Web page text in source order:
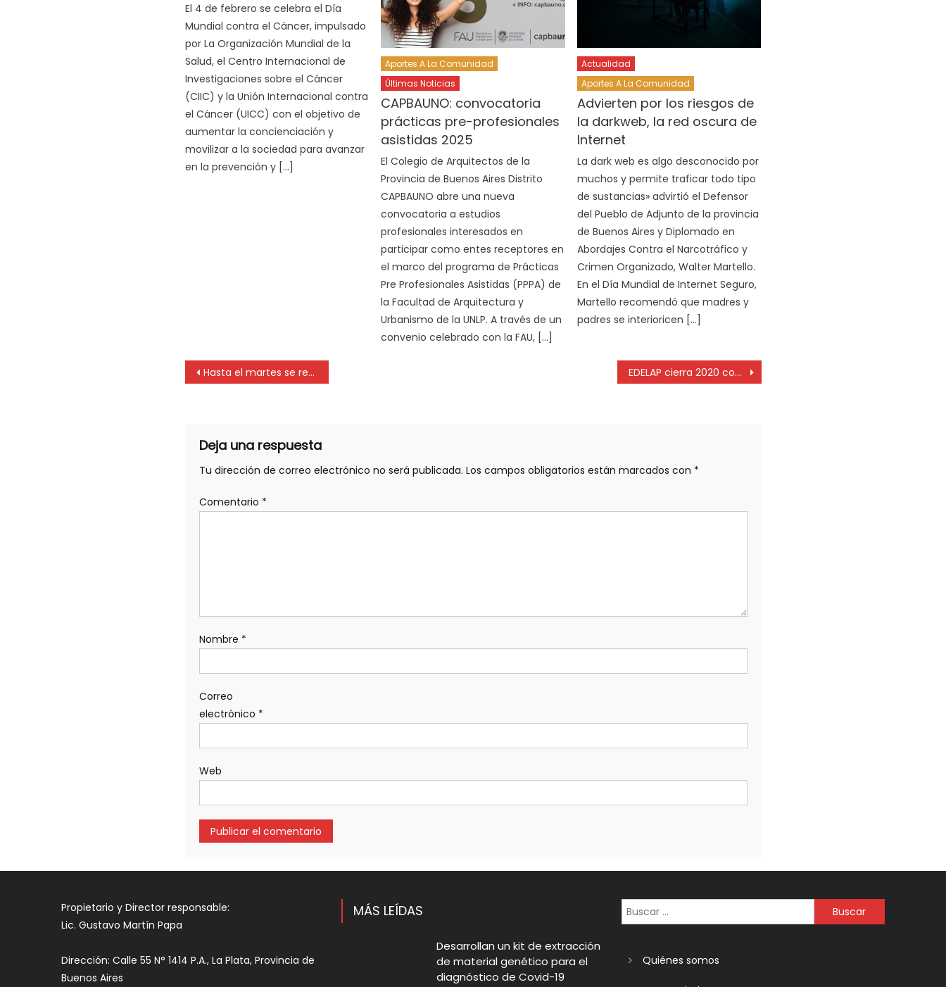
El 4 de febrero se celebra el Día
Mundial contra el Cáncer, impulsado
por La Organización Mundial de la
Salud, el Centro Internacional de
Investigaciones sobre el Cáncer
(CIIC) y la Unión Internacional contra
el Cáncer (UICC) con el objetivo de
aumentar la concienciación y
movilizar a la sociedad para avanzar
en la prevención y […]
Aportes A La Comunidad
Últimas Noticias
CAPBAUNO: convocatoria
prácticas pre-profesionales
asistidas 2025
El Colegio de Arquitectos de la
Provincia de Buenos Aires Distrito
CAPBAUNO abre una nueva
convocatoria a estudios
profesionales interesados en
participar como entes receptores en
el marco del programa de Prácticas
Pre Profesionales Asistidas (PPPA) de
la Facultad de Arquitectura y
Urbanismo de la UNLP. A través de un
convenio celebrado con la FAU, […]
Actualidad
Aportes A La Comunidad
Advierten por los riesgos de
la darkweb, la red oscura de
Internet
La dark web es algo desconocido por
muchos y permite traficar todo tipo
de sustancias» advirtió el Defensor
del Pueblo de Adjunto de la provincia
de Buenos Aires y Diplomado en
Abordajes Contra el Narcotráfico y
Crimen Organizado, Walter Martello.
En el Día Mundial de Internet Seguro,
Martello recomendó que madres y
padres se interioricen […]
Hasta el martes se reciben trabajos en concurso literario de los escribanos EDELAP cierra 2020 con inversiones de 1.000 millones de pesos en obras
Deja una respuesta
Tu dirección de correo electrónico no será publicada. Los campos obligatorios están marcados con *
Comentario *
Nombre *
Correo
electrónico *
Web
Propietario y Director responsable:
Lic. Gustavo Martín Papa
Dirección: Calle 55 N° 1414 P.A., La Plata, Provincia de
Buenos Aires
MÁS LEÍDAS
Desarrollan un kit de extracción
de material genético para el
diagnóstico de Covid-19
Quiénes somos